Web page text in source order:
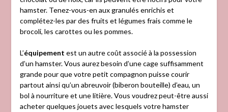
hamster. Tenez-vous-en aux granulés enrichis et
complétez-les par des fruits et légumes frais comme le
brocoli, les carottes ou les pommes.
L’équipement est un autre coût associé à la possession
d’un hamster. Vous aurez besoin d’une cage suffisamment
grande pour que votre petit compagnon puisse courir
partout ainsi qu’un abreuvoir (biberon bouteille) d’eau, un
bol à nourriture et une litière. Vous voudrez peut-être aussi
acheter quelques jouets avec lesquels votre hamster